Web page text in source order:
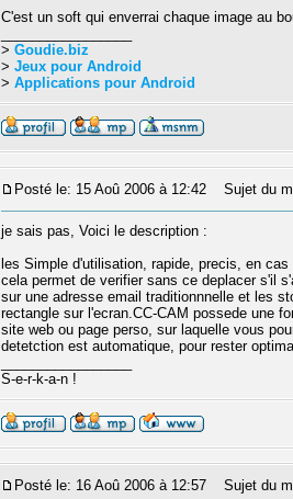
C'est un soft qui enverrai chaque image au
>Goudie.biz
>Jeux pour Android
>Applications pour Android
Posté le: 15 Aoû 2006 à 12:42 Sujet du
je sais pas, Voici le description :
les Simple d'utilisation, rapide, precis, en
cela permet de verifier sans ce deplacer s'il
sur une adresse email traditionnnelle et les
rectangle sur l'ecran.CC-CAM possede une
site web ou page perso, sur laquelle vous
detetction est automatique, pour rester
S-e-r-k-a-n !
Posté le: 16 Aoû 2006 à 12:57 Sujet du